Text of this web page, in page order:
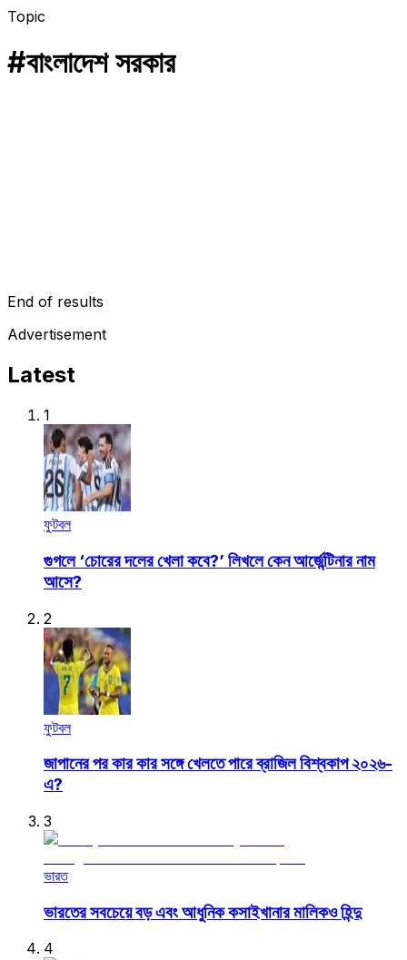
Topic
#বাংলাদেশ সরকার
End of results
Advertisement
Latest
1
ফুটবল
গুগলে ‘চোরের দলের খেলা কবে?’ লিখলে কেন আর্জেন্টিনার নাম
আসে?
2
ফুটবল
জাপানের পর কার কার সঙ্গে খেলতে পারে ব্রাজিল বিশ্বকাপ ২০২৬-
এ?
3
ভারত
ভারতের সবচেয়ে বড় এবং আধুনিক কসাইখানার মালিকও হিন্দু
4